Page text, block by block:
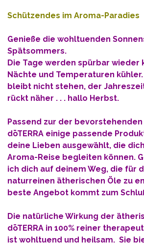
Schützendes im Aroma-Paradies
Genieße die wohltuenden
Spätsommers.
Die Tage werden spürbar wieder
Nächte und Temperaturen
bleibt nicht stehen, der
rückt näher . . . hallo Herbst.
Passend zur der
dōTERRA einige passende
deine Lieben ausgewählt, die
Aroma-Reise begleiten können.
ich dich auf deinem Weg, die für
naturreinen ätherischen Öle zu
beste Angebot kommt zum
Die natürliche Wirkung der
dōTERRA in 100% reiner
ist wohltuend und heilsam. Sie